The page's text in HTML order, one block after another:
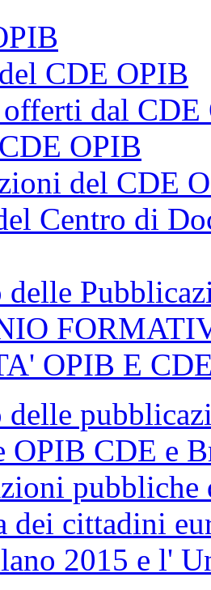
CDE OPIB
dal CDE
OPIB
del CDE
Centro di
delle
OPIB E
delle
OPIB CDE e
pubbliche
dei cittadini
2015 e l'